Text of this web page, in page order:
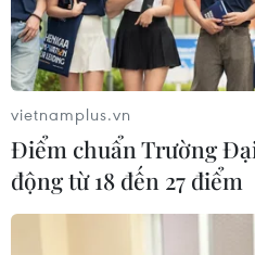
đấu giành tấm vé bán kết
07/08/2026 08:41
Cục diện ASEAN Cup: Việt
quyết giành ngôi đầu,
có thể bị loại
vietnamplus.vn
Điểm chuẩn Trường
động từ 18 đến 27 điểm